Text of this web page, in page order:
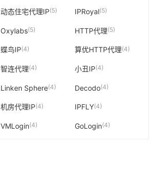
动态住宅代理IP(5) IPRoyal(5)
Oxylabs(5) HTTP代理(5)
蝶鸟IP(4) 算优HTTP代理(4)
智连代理(4) 小丑IP(4)
Linken Sphere(4) Decodo(4)
机房代理IP(4) IPFLY(4)
VMLogin(4) GoLogin(4)